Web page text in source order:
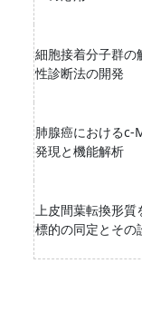
細胞接着分子群の
性診断法の開発
肺腺癌におけるc-
発現と機能解析
上皮間葉転換形質
標的の同定とその